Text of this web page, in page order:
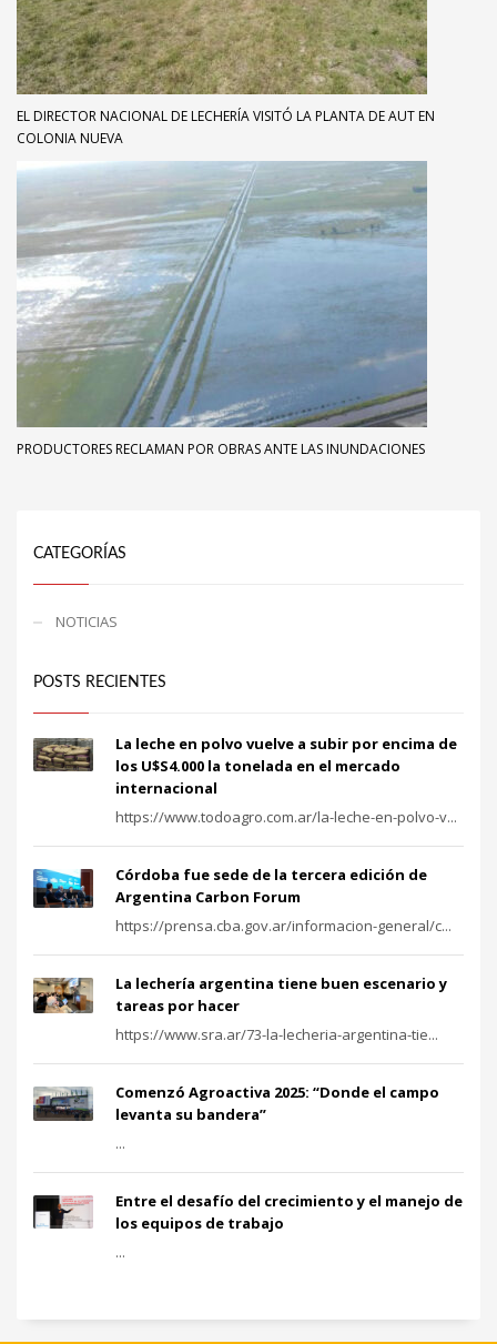
EL DIRECTOR NACIONAL DE LECHERÍA VISITÓ LA PLANTA DE AUT EN
COLONIA NUEVA
PRODUCTORES RECLAMAN POR OBRAS ANTE LAS INUNDACIONES
CATEGORÍAS
NOTICIAS
POSTS RECIENTES
La leche en polvo vuelve a subir por encima de
los U$S4.000 la tonelada en el mercado
internacional
https://www.todoagro.com.ar/la-leche-en-polvo-v...
Córdoba fue sede de la tercera edición de
Argentina Carbon Forum
https://prensa.cba.gov.ar/informacion-general/c...
La lechería argentina tiene buen escenario y
tareas por hacer
https://www.sra.ar/73-la-lecheria-argentina-tie...
Comenzó Agroactiva 2025: “Donde el campo
levanta su bandera”
...
Entre el desafío del crecimiento y el manejo de
los equipos de trabajo
...